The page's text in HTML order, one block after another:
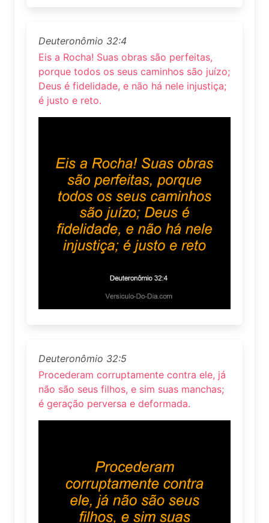
Deuteronômio 32:4
Eis a Rocha! Suas obras são perfeitas,
porque todos os seus caminhos são juízo;
Deus é fidelidade, e não há nele injustiça;
é justo e reto.
Deuteronômio 32:5
Procederam corruptamente contra ele, já
não são seus filhos, e sim suas manchas;
é geração perversa e deformada.